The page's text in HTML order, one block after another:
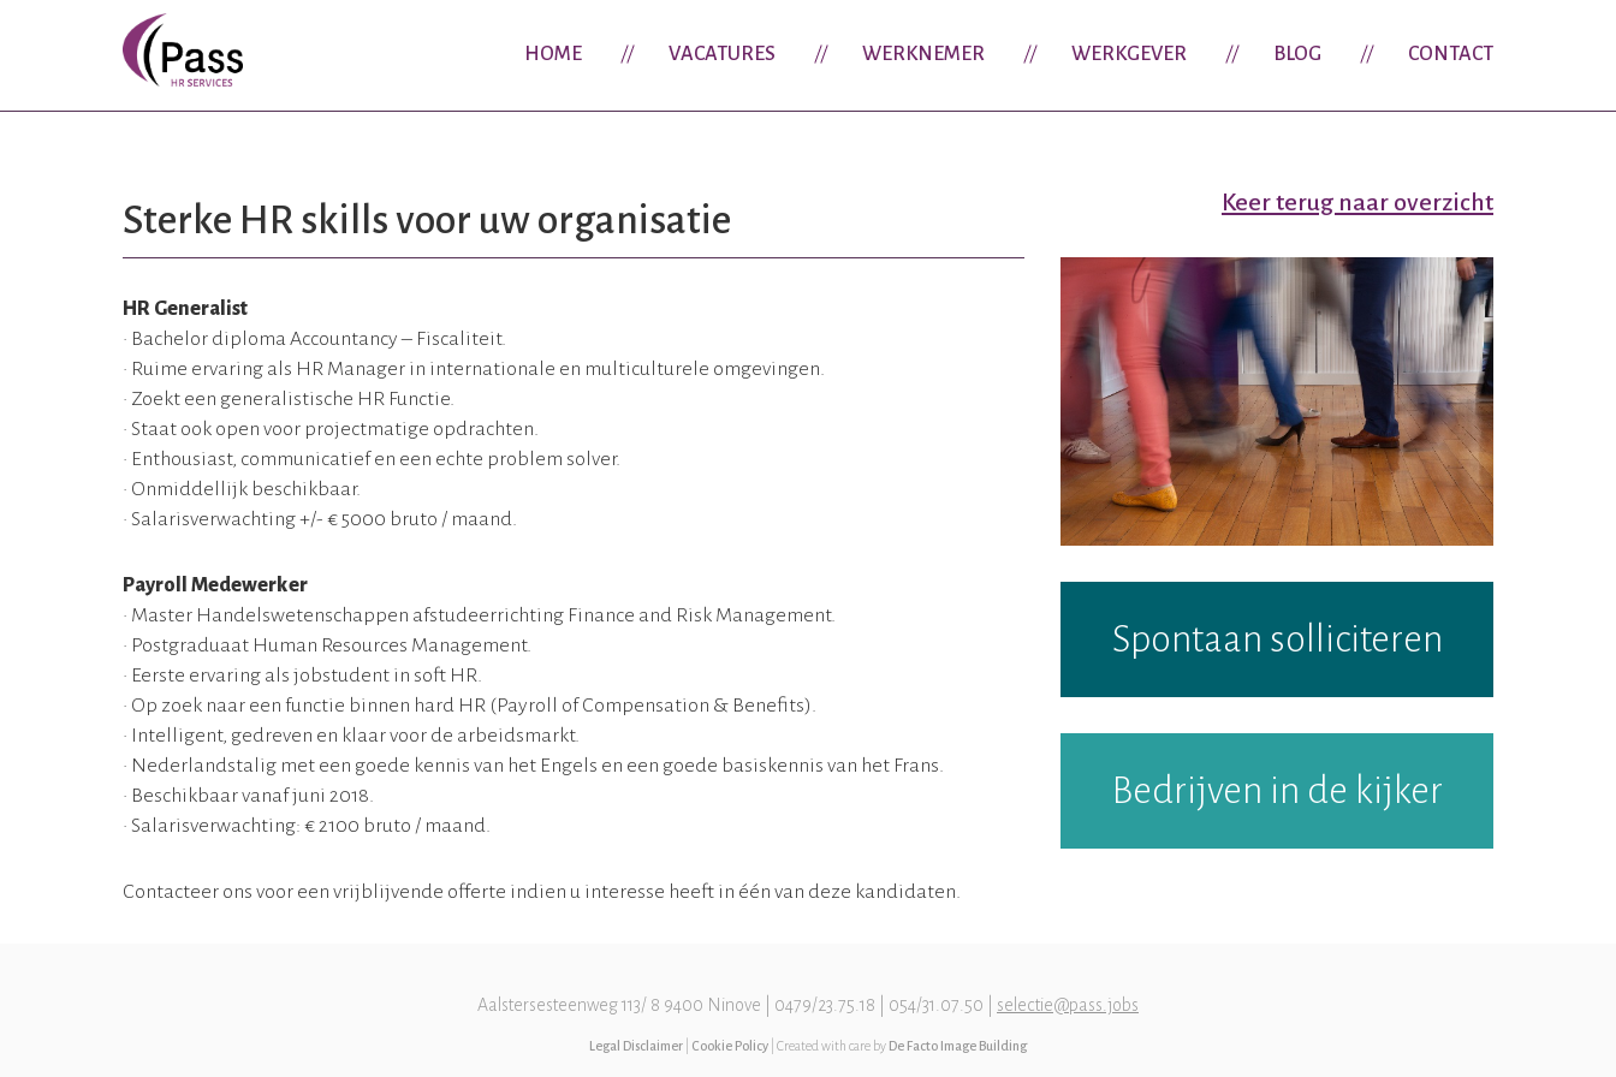
HOME VACATURES WERKNEMER WERKGEVER BLOG CONTACT
Sterke HR skills voor uw organisatie
HR Generalist
• Bachelor diploma Accountancy – Fiscaliteit.
• Ruime ervaring als HR Manager in internationale en multiculturele omgevingen.
• Zoekt een generalistische HR Functie.
• Staat ook open voor projectmatige opdrachten.
• Enthousiast, communicatief en een echte problem solver.
• Onmiddellijk beschikbaar.
• Salarisverwachting +/- € 5000 bruto / maand.
Payroll Medewerker
• Master Handelswetenschappen afstudeerrichting Finance and Risk Management.
• Postgraduaat Human Resources Management.
• Eerste ervaring als jobstudent in soft HR.
• Op zoek naar een functie binnen hard HR (Payroll of Compensation & Benefits).
• Intelligent, gedreven en klaar voor de arbeidsmarkt.
• Nederlandstalig met een goede kennis van het Engels en een goede basiskennis van het Frans.
• Beschikbaar vanaf juni 2018.
• Salarisverwachting: € 2100 bruto / maand.
Contacteer ons voor een vrijblijvende offerte indien u interesse heeft in één van deze kandidaten.
Keer terug naar overzicht
Spontaan solliciteren
Bedrijven in de kijker
Aalstersesteenweg 113/ 8 9400 Ninove | 0479/23.75.18 | 054/31.07.50 | selectie@pass.jobs
Legal Disclaimer Cookie Policy | Created with care by De Facto Image Building